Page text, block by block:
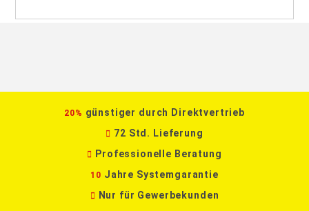
20% günstiger durch Direktvertrieb
72 Std. Lieferung
Professionelle Beratung
10 Jahre Systemgarantie
Nur für Gewerbekunden